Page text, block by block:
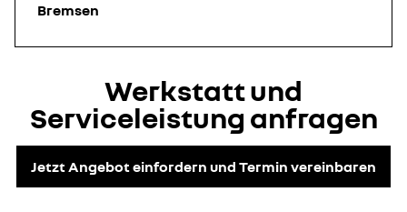
Bremsen
Werkstatt und
Serviceleistung anfragen
Jetzt Angebot einfordern und Termin vereinbaren